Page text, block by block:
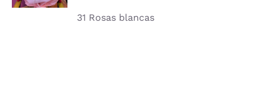
DETALLES
31 Rosas blancas